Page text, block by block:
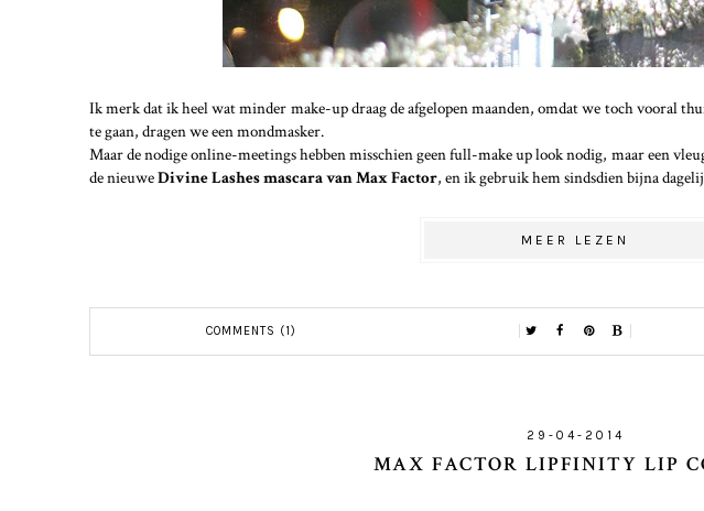
Ik merk dat ik heel wat minder make-up draag de afgelopen maanden, omdat we toch vooral
te gaan, dragen we een mondmasker.
Maar de nodige online-meetings hebben misschien geen full-make up look nodig, maar een
de nieuweDivine Lashes mascara van Max Factor, en ik gebruik hem sindsdien bijna
MEER LEZEN
COMMENTS (1)
29-04-2014
MAX FACTOR LIPFINITY LIP